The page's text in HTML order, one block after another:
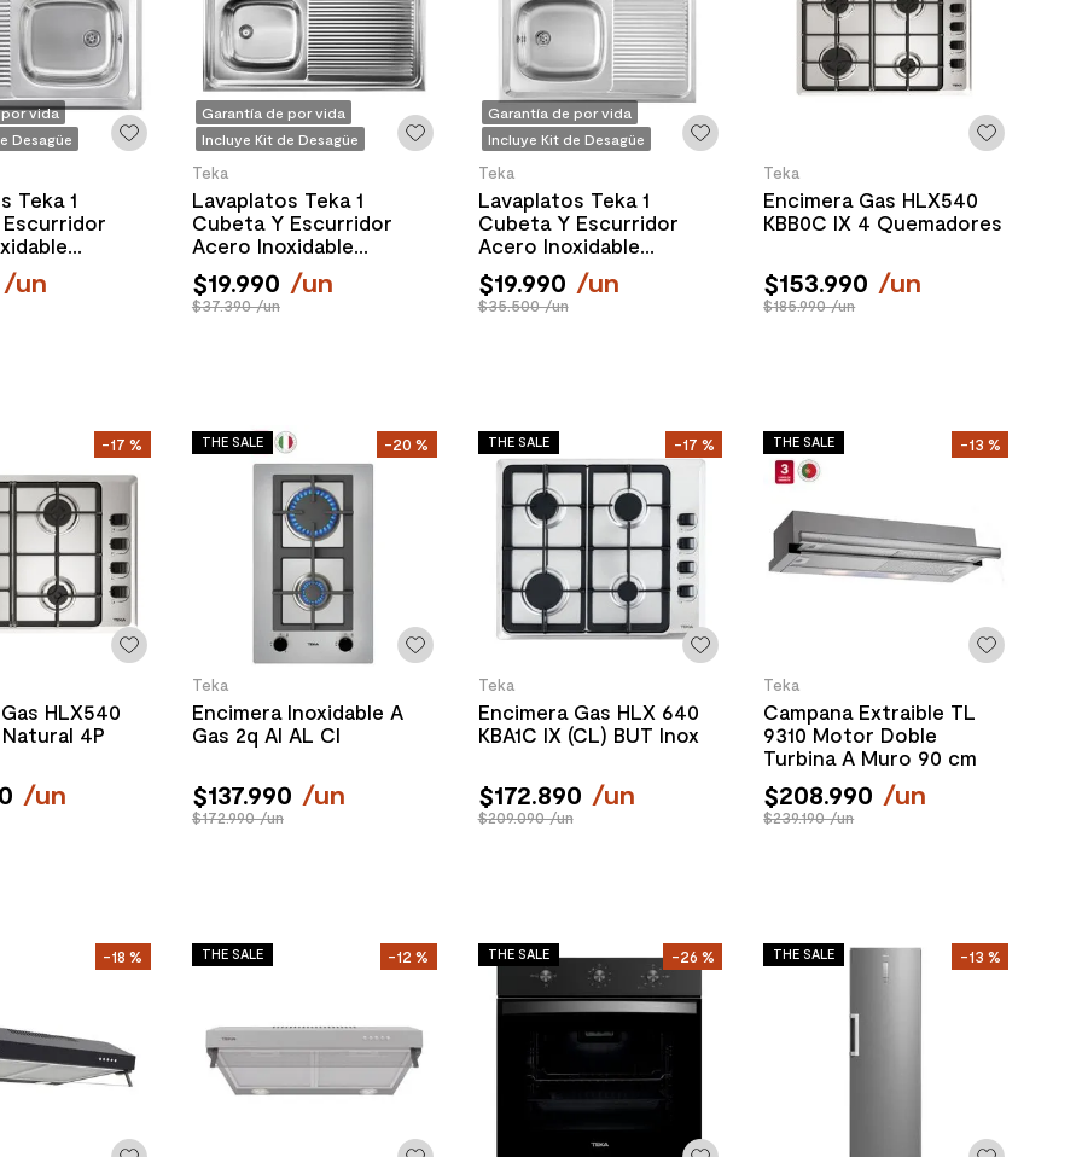
vida
Desagüe
Teka 1
mm
/un
Garantía de por vida
Incluye Kit de Desagüe
Teka
Lavaplatos Teka 1
Cubeta Y Escurridor
Acero Inoxidable
1000x510x150 mm
$19.990 /un
$37.390 /un
Garantía de por vida
Incluye Kit de Desagüe
Teka
Lavaplatos Teka 1
Cubeta Y Escurridor
Acero Inoxidable
800x510x150 mm
$19.990 /un
$35.500 /un
Teka
Encimera Gas HLX540
KBB0C IX 4 Quemadores
$153.990 /un
$185.990 /un
-17 %
HLX540
Natural 4P
/un
-20 %
THE SALE
Teka
Encimera Inoxidable A
Gas 2q AI AL CI
$137.990 /un
$172.990 /un
-17 %
THE SALE
Teka
Encimera Gas HLX 640
KBA1C IX (CL) BUT Inox
$172.890 /un
$209.090 /un
-13 %
THE SALE
Teka
Campana Extraible TL
9310 Motor Doble
Turbina A Muro 90 cm
$208.990 /un
$239.190 /un
-18 % -12 %
THE SALE -26 %
THE SALE -13 %
THE SALE